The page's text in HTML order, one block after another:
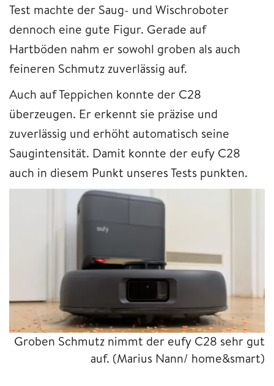
Test machte der Saug- und Wischroboter
dennoch eine gute Figur. Gerade auf
Hartböden nahm er sowohl groben als auch
feineren Schmutz zuverlässig auf.
Auch auf Teppichen konnte der C28
überzeugen. Er erkennt sie präzise und
zuverlässig und erhöht automatisch seine
Saugintensität. Damit konnte der eufy C28
auch in diesem Punkt unseres Tests punkten.
Groben Schmutz nimmt der eufy C28 sehr gut
auf. (Marius Nann/ home&smart)